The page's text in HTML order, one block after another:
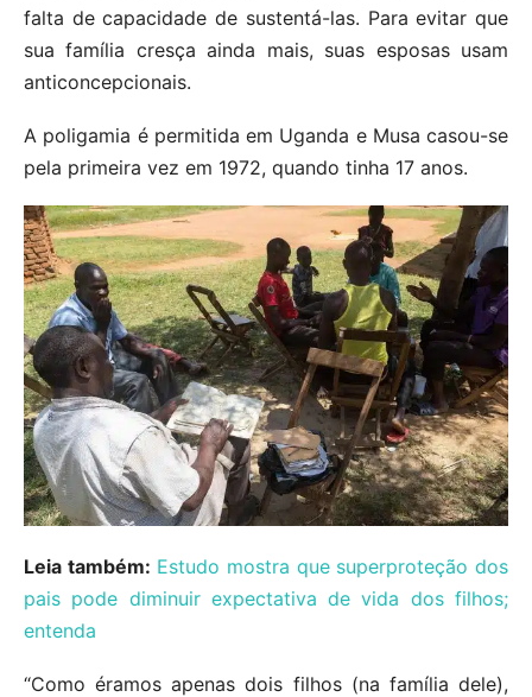
falta de capacidade de sustentá-las. Para evitar que
sua família cresça ainda mais, suas esposas usam
anticoncepcionais.
A poligamia é permitida em Uganda e Musa casou-se
pela primeira vez em 1972, quando tinha 17 anos.
Leia também: Estudo mostra que superproteção dos
pais pode diminuir expectativa de vida dos filhos;
entenda
“Como éramos apenas dois filhos (na família dele),